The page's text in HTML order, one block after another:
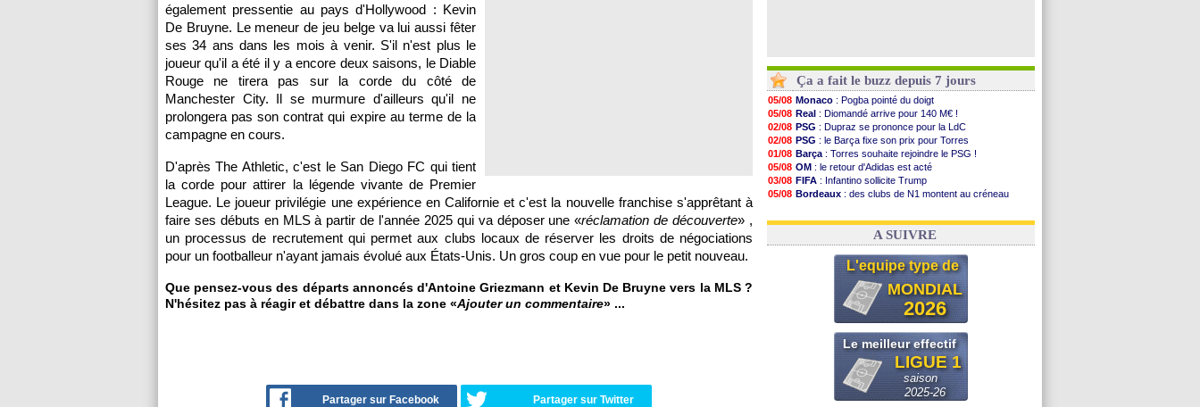
également pressentie au pays d'Hollywood : Kevin
De Bruyne. Le meneur de jeu belge va lui aussi fêter
ses 34 ans dans les mois à venir. S'il n'est plus le
joueur qu'il a été il y a encore deux saisons, le Diable
Rouge ne tirera pas sur la corde du côté de
Manchester City. Il se murmure d'ailleurs qu'il ne
prolongera pas son contrat qui expire au terme de la
campagne en cours.
D'après The Athletic, c'est le San Diego FC qui tient
la corde pour attirer la légende vivante de Premier
League. Le joueur privilégie une expérience en Californie et c'est la nouvelle franchise s'apprêtant à
faire ses débuts en MLS à partir de l'année 2025 qui va déposer une «réclamation de découverte» ,
un processus de recrutement qui permet aux clubs locaux de réserver les droits de négociations
pour un footballeur n'ayant jamais évolué aux États-Unis. Un gros coup en vue pour le petit nouveau.
Que pensez-vous des départs annoncés d'Antoine Griezmann et Kevin De Bruyne vers la MLS ?
N'hésitez pas à réagir et débattre dans la zone «Ajouter un commentaire» ...
Partager sur Facebook Partager sur Twitter
Ça a fait le buzz depuis 7 jours
05/08 Monaco : Pogba pointé du doigt
05/08 Real : Diomandé arrive pour 140 M€ !
02/08 PSG : Dupraz se prononce pour la LdC
02/08 PSG : le Barça fixe son prix pour Torres
01/08 Barça : Torres souhaite rejoindre le PSG !
05/08 OM : le retour d'Adidas est acté
03/08 FIFA : Infantino sollicite Trump
05/08 Bordeaux : des clubs de N1 montent au créneau
03/08 Real: le démenti de Leipzig pour Diomandé
A SUIVRE
L'equipe type de
MONDIAL
2026
Le meilleur effectif
LIGUE 1
saison
2025-26